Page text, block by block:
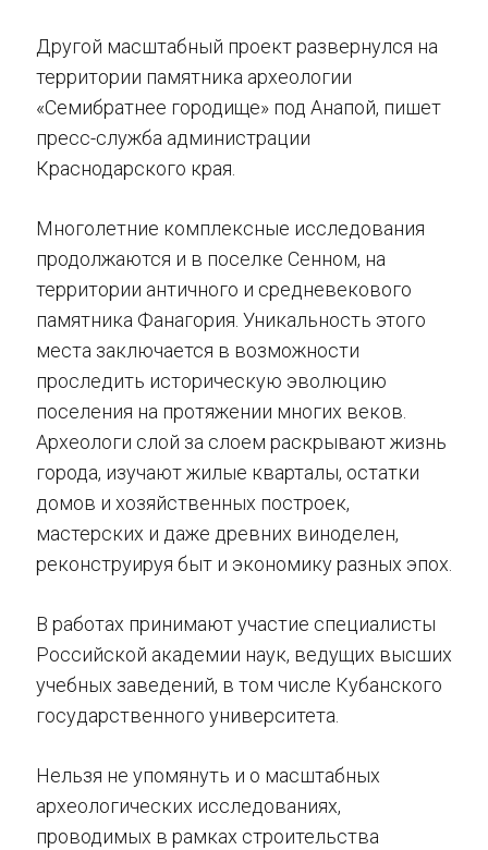
Другой масштабный проект развернулся на
территории памятника археологии
«Семибратнее городище» под Анапой, пишет
пресс-служба администрации
Краснодарского края.
Многолетние комплексные исследования
продолжаются и в поселке Сенном, на
территории античного и средневекового
памятника Фанагория. Уникальность этого
места заключается в возможности
проследить историческую эволюцию
поселения на протяжении многих веков.
Археологи слой за слоем раскрывают жизнь
города, изучают жилые кварталы, остатки
домов и хозяйственных построек,
мастерских и даже древних виноделен,
реконструируя быт и экономику разных эпох.
В работах принимают участие специалисты
Российской академии наук, ведущих высших
учебных заведений, в том числе Кубанского
государственного университета.
Нельзя не упомянуть и о масштабных
археологических исследованиях,
проводимых в рамках строительства